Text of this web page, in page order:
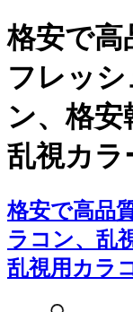
格安で高
フレッ
ン、格
乱視カラ
格安で高品
ラコン、乱
乱視用カラ